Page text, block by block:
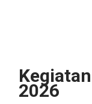
r
c
2026